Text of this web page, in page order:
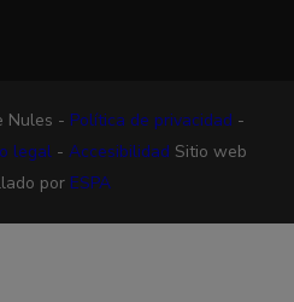
Nules - Política de privacidad -
legal- Accesibilidad Sitio web
por ESPA